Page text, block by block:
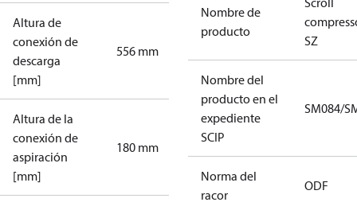
Altura de
conexión de
descarga
[mm]
556 mm
Altura de la
conexión de
aspiración
[mm]
180 mm
Nombre de
producto
SZ
Nombre del
producto en el
expediente
SCIP
SM084/
Norma del
racor
ODF